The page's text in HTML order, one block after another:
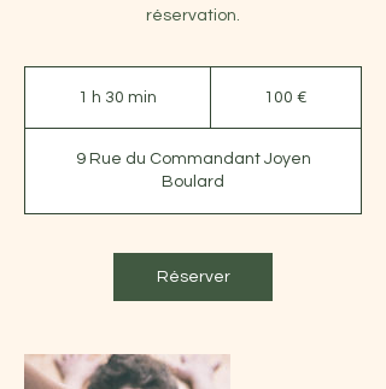
réservation.
1 h 30 min
m
n
100 €
9 Rue du Commandant Joyen
Boulard
Réserver